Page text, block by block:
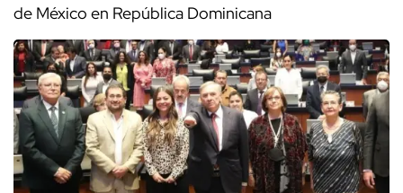
de México en República Dominicana